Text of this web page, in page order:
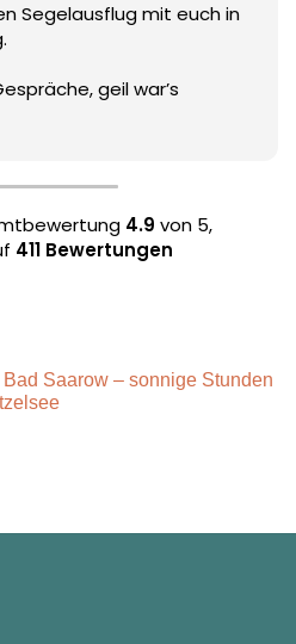
Segelausflug mit euch in
geil war’s
4.9 von 5,
411 Bewertungen
Saarow – sonnige Stunden